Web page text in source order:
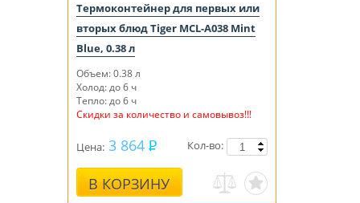
Термоконтейнер для первых или
вторых блюд Tiger MCL-A038 Mint
Blue, 0.38 л
Объем: 0.38 л
Холод: до 6 ч
Тепло: до 6 ч
Скидки за количество и самовывоз!!!
Цена: 3 864
В КОРЗИНУ
Кол-во: